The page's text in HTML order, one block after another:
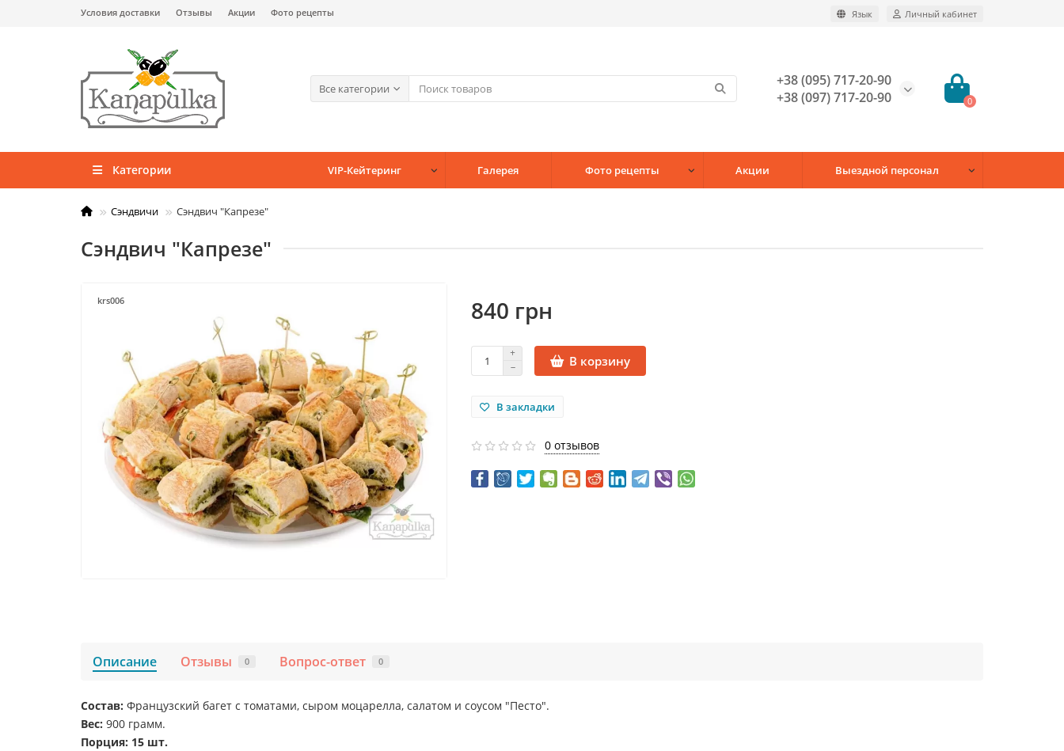
Условия доставки Отзывы Акции Фото рецепты Язык Личный кабинет
Все категории
+38 (095) 717-20-90
+38 (097) 717-20-90
0
Категории VIP-Кейтеринг Галерея Фото рецепты Акции Выездной персонал
Сэндвичи Сэндвич "Капрезе"
Сэндвич "Капрезе"
krs006 840 грн
В корзину
В закладки
0 отзывов
Описание Отзывы 0 Вопрос-ответ 0
Состав: Французский багет с томатами, сыром моцарелла, салатом и соусом "Песто".
Вес: 900 грамм.
Порция: 15 шт.